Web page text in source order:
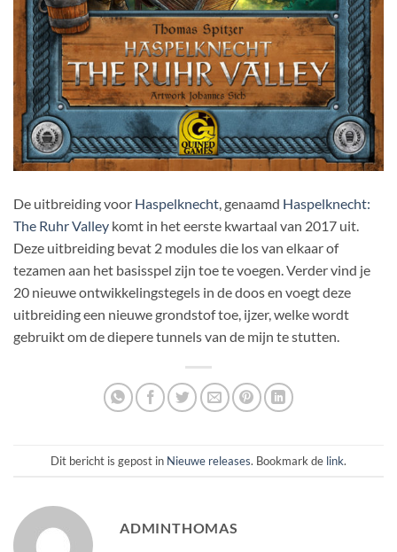
De uitbreiding voor Haspelknecht, genaamd Haspelknecht:
The Ruhr Valley komt in het eerste kwartaal van 2017 uit.
Deze uitbreiding bevat 2 modules die los van elkaar of
tezamen aan het basisspel zijn toe te voegen. Verder vind je
20 nieuwe ontwikkelingstegels in de doos en voegt deze
uitbreiding een nieuwe grondstof toe, ijzer, welke wordt
gebruikt om de diepere tunnels van de mijn te stutten.
Dit bericht is gepost in Nieuwe releases. Bookmark de link.
ADMINTHOMAS